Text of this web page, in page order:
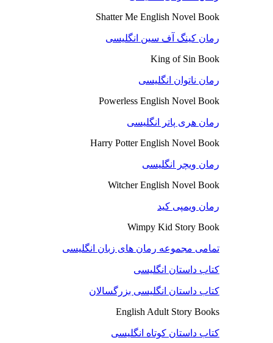
Shatter Me English Novel Book
رمان کینگ آف سین انگلیسی
King of Sin Book
رمان ناتوان انگلیسی
Powerless English Novel Book
رمان هری پاتر انگلیسی
Harry Potter English Novel Book
رمان ویچر انگلیسی
Witcher English Novel Book
رمان ویمپی کید
Wimpy Kid Story Book
تمامی مجموعه رمان های زبان انگلیسی
کتاب داستان انگلیسی
کتاب داستان انگلیسی بزرگسالان
English Adult Story Books
کتاب داستان کوتاه انگلیسی